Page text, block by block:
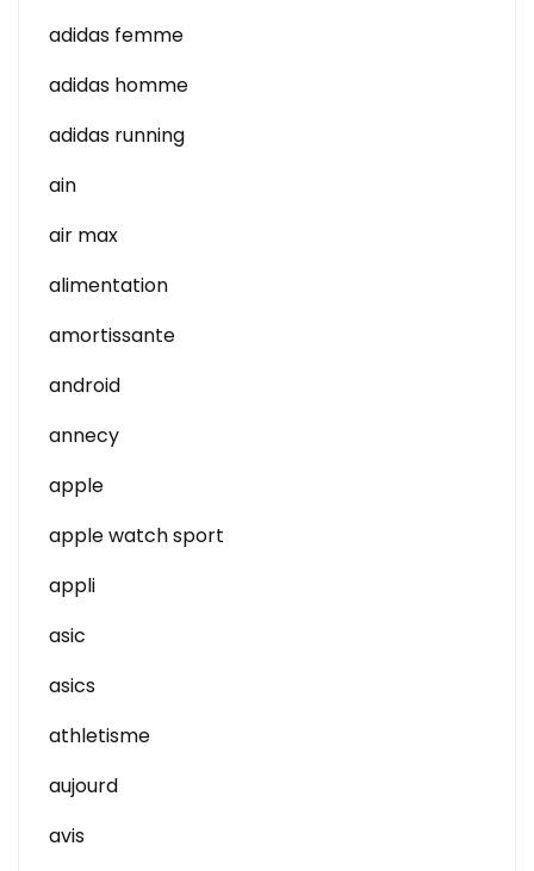
adidas femme
adidas homme
adidas running
ain
air max
alimentation
amortissante
android
annecy
apple
apple watch sport
appli
asic
asics
athletisme
aujourd
avis